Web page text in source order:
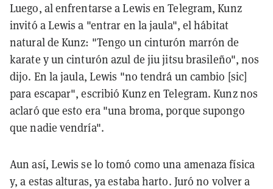
Luego, al enfrentarse a Lewis en Telegram, Kunz
invitó a Lewis a "entrar en la jaula", el hábitat
natural de Kunz: "Tengo un cinturón marrón de
karate y un cinturón azul de jiu jitsu brasileño", nos
dijo. En la jaula, Lewis "no tendrá un cambio [sic]
para escapar", escribió Kunz en Telegram. Kunz nos
aclaró que esto era "una broma, porque supongo
que nadie vendría".
Aun así, Lewis se lo tomó como una amenaza física
y, a estas alturas, ya estaba harto. Juró no volver a